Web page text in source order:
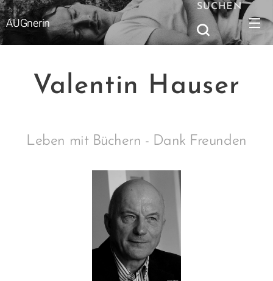
AUGnerin
SUCHEN
Valentin Hauser
Leben mit Büchern - Dank Freunden